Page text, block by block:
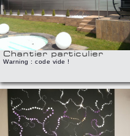
PRODUITS PHARES
REALISATIONS
Contact
Recrutements
Newsletter
Extranet
Chantier particulier
Warning : code vide !
Panneau décoratif
Bureaux
Cloison décorative en tôle perforée